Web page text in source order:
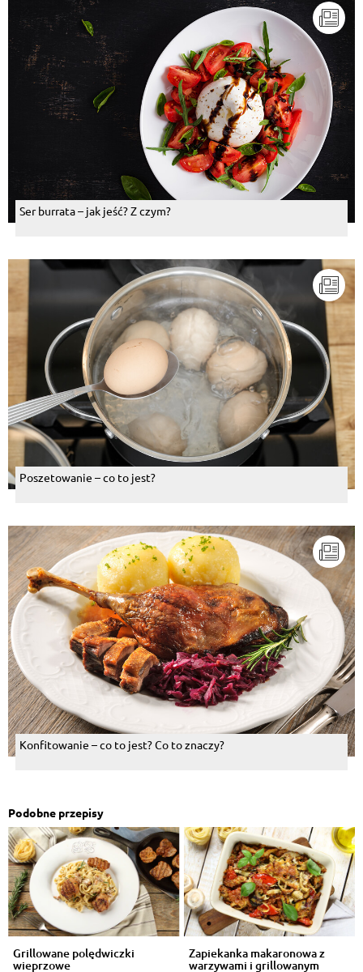
Ser burrata – jak jeść? Z czym?
Poszetowanie – co to jest?
Konfitowanie – co to jest? Co to znaczy?
Podobne przepisy
Grillowane polędwiczki
wieprzowe
Zapiekanka makaronowa z
warzywami i grillowanym